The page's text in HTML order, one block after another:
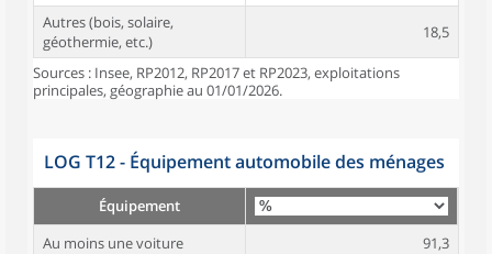
Autres (bois, solaire,
géothermie, etc.)
18,5
Sources : Insee, RP2012, RP2017 et RP2023, exploitations
principales, géographie au 01/01/2026.
LOG T12 - Équipement automobile des ménages
Équipement
Au moins une voiture
91,3